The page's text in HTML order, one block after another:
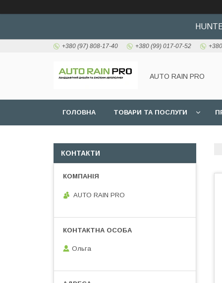
+380 (97) 808-17-40 +380 (99) 017-07-52
AUTO RAIN PRO
ГОЛОВНА ТОВАРИ ТА ПОСЛУГИ
КОНТАКТИ
AUTO RAIN PRO
Ольга